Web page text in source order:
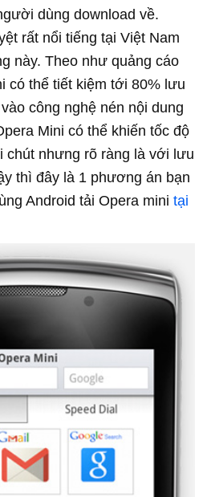
dùng download về.
rất nổi tiếng tại Việt Nam
này. Theo như quảng cáo
có thể tiết kiệm tới 80% lưu
công nghệ nén nội dung
Mini có thể khiến tốc độ
chút nhưng rõ ràng là với lưu
thì đây là 1 phương án bạn
Android tải Opera mini tại